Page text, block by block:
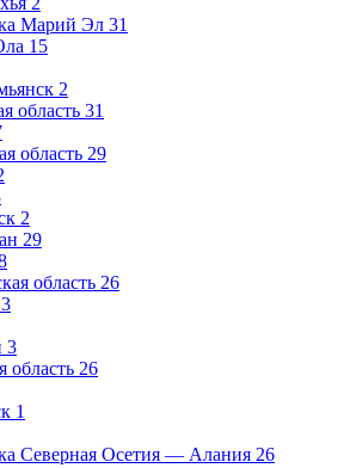
Марий Эл 31
15
2
область 31
область 29
2
29
область 26
3
3
область 26
1
Северная Осетия — Алания 26